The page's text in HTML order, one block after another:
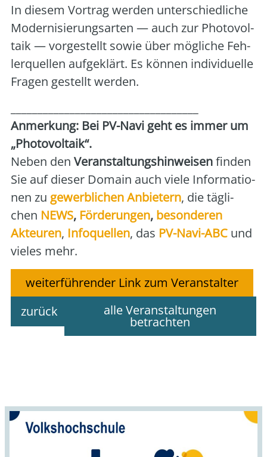
In die­sem Vor­trag wer­den unter­schied­li­che
Moder­ni­sie­rungs­ar­ten — auch zur Pho­to­vol­
ta­ik — vor­ge­stellt sowie über mög­li­che Feh­
ler­quel­len auf­ge­klärt. Es kön­nen indi­vi­du­el­le
Fra­gen gestellt wer­den.
Anmer­kung: Bei PV-Navi geht es immer um
„Pho­to­vol­ta­ik“.
Neben den Ver­an­stal­tungs­hin­wei­senfin­den
Sie auf die­ser Domain auch vie­le Infor­ma­tio­
nen zu gewerb­li­chen Anbie­tern, die täg­li­
chen NEWS, För­de­run­gen, beson­de­ren
Akteu­ren, Info­quel­len, das PV-Navi-ABC und
vie­les mehr.
weiterführender Link zum Veranstalter
zurück
alle Veranstaltungen
betrachten